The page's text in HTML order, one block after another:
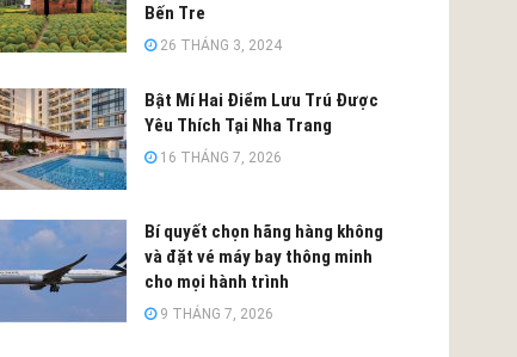
Bến Tre
26 THÁNG 3, 2024
Bật Mí Hai Điểm Lưu Trú Được
Yêu Thích Tại Nha Trang
16 THÁNG 7, 2026
Bí quyết chọn hãng hàng không
và đặt vé máy bay thông minh
cho mọi hành trình
9 THÁNG 7, 2026